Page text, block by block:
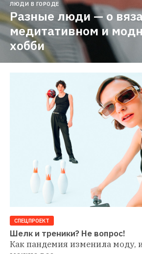
ЛЮДИ В ГОРОДЕ
Разные люди — о
медитативном и
хобби
СПЕЦПРОЕКТ
Шелк и треники? Не вопрос!
Как пандемия изменила моду,